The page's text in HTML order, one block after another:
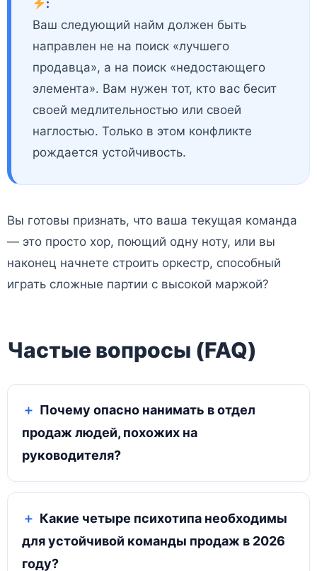
:
Ваш следующий найм должен быть
направлен не на поиск «лучшего
продавца», а на поиск «недостающего
элемента». Вам нужен тот, кто вас бесит
своей медлительностью или своей
наглостью. Только в этом конфликте
рождается устойчивость.
Вы готовы признать, что ваша текущая команда
— это просто хор, поющий одну ноту, или вы
наконец начнете строить оркестр, способный
играть сложные партии с высокой маржой?
Частые вопросы (FAQ)
Почему опасно нанимать в отдел
продаж людей, похожих на
руководителя?
Какие четыре психотипа необходимы
для устойчивой команды продаж в 2026
году?